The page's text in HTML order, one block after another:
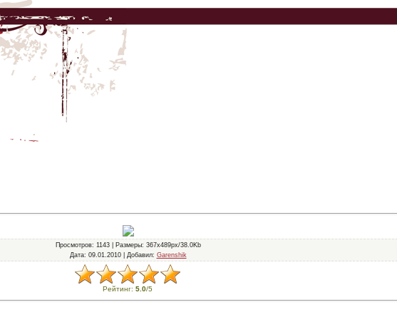
Просмотров: 1143 | Размеры: 367x489px/38.0Kb
Дата: 09.01.2010 | Добавил: Garenshik
Рейтинг: 5.0/5